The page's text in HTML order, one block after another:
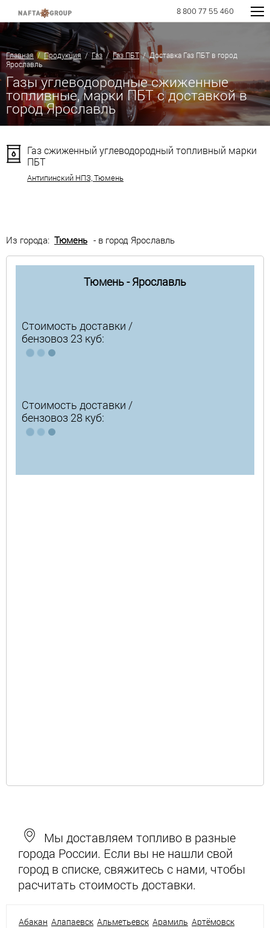
8 800 77 55 460
Главная/Продукция/Газ/ Газ ПБТ/ Доставка Газ ПБТ в город
Ярославль
Газы углеводородные сжиженные
топливные, марки ПБТ с доставкой в
город Ярославль
Газ сжиженный углеводородный топливный марки
ПБТ
Антипинский НПЗ, Тюмень
Из города: Тюмень - в город Ярославль
Тюмень - Ярославль
Стоимость доставки /
бензовоз 23 куб:
Стоимость доставки /
бензовоз 28 куб:
Мы доставляем топливо в разные
города России. Если вы не нашли свой
город в списке, свяжитесь с нами, чтобы
расчитать стоимость доставки.
Абакан Алапаевск Альметьевск Арамиль Артёмовск